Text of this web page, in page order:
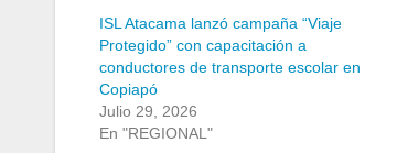
ISL Atacama lanzó campaña “Viaje
Protegido” con capacitación a
conductores de transporte escolar en
Copiapó
Julio 29, 2026
En "REGIONAL"